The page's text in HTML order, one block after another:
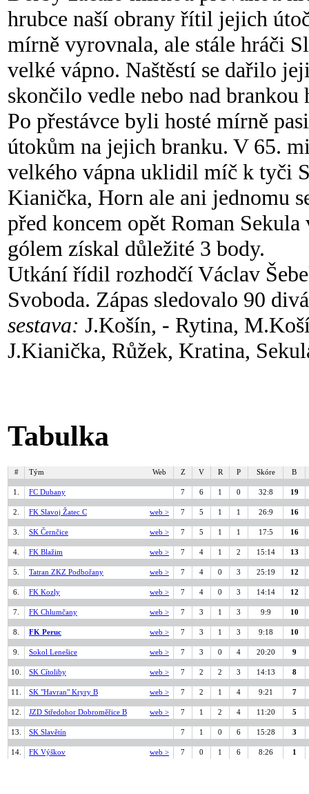
hrubce naší obrany řítil jejich
mírně vyrovnala, ale stále hráči
velké vápno. Naštěstí se dařilo
skončilo vedle nebo nad brankou
Po přestávce byli hosté mírně
útokům na jejich branku. V 65.
velkého vápna uklidil míč k tyči
Kianička, Horn ale ani jednomu
před koncem opět Roman
gólem získal důležité 3 body.
Utkání řídil rozhodčí Václav
Svoboda. Zápas sledovalo 90
sestava: J.Košín, - Rytina,
J.Kianička, Růžek, Kratina,
Tabulka
# Tým Web Z V R P Skóre B
1. FC Dubany 7 6 1 0 32:8 19
2. FK Slavoj Žatec C web > 7 5 1 1 26:9 16
3. SK Černčice web > 7 5 1 1 17:5 16
4. FK Blažim web > 7 4 1 2 15:14 13
5. Tatran ZKZ Podbořany web > 7 4 0 3 25:19 12
6. FK Kozly web > 7 4 0 3 14:14 12
7. FK Chlumčany web > 7 3 1 3 9:9 10
8. FK Peruc web > 7 3 1 3 9:18 10
9. Sokol Lenešice web > 7 3 0 4 20:20 9
10. SK Cítoliby web > 7 2 2 3 14:13 8
11. SK "Havran" Kryry B web > 7 2 1 4 9:21 7
12. JZD Středohor Dobroměřice B web > 7 1 2 4 11:20 5
13. SK Slavětín 7 1 0 6 15:28 3
14. FK Výškov web > 7 0 1 6 8:26 1